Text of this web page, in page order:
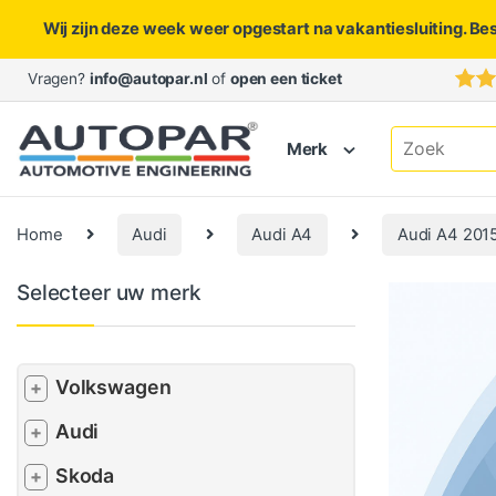
Wij zijn deze week weer opgestart na vakantiesluiting.
Skip to navigation
Skip to content
Vragen? info@autopar.nl of open een ticket
Merk
Search for:
Home Audi Audi A4 Audi A4
Selecteer uw merk
+ Volkswagen
+ Audi
+ Skoda